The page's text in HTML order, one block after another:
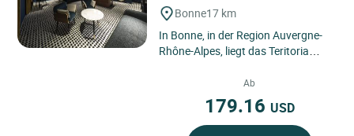
Bonne17 km
In Bonne, in der Region Auvergne-
Rhône-Alpes, liegt das Teritoria
mit Charakter und
überschaubarer...
Ab
179.16 USD